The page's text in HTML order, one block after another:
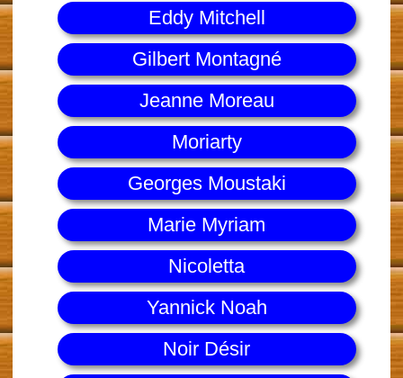
Eddy Mitchell
Gilbert Montagné
Jeanne Moreau
Moriarty
Georges Moustaki
Marie Myriam
Nicoletta
Yannick Noah
Noir Désir